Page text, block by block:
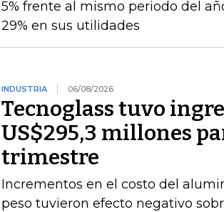
5% frente al mismo periodo del
29% en sus utilidades
INDUSTRIA 06/08/2026
Tecnoglass tuvo
US$295,3 millones
trimestre
Incrementos en el costo del
peso tuvieron efecto negativo